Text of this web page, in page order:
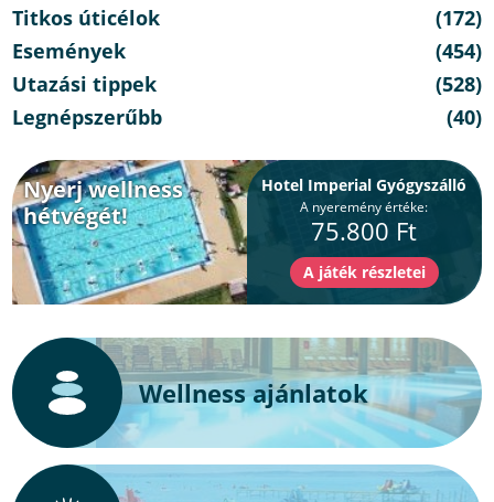
Titkos úticélok
(172)
Események
(454)
Utazási tippek
(528)
Legnépszerűbb
(40)
Nyerj wellness
hétvégét!
Hotel Imperial Gyógyszálló
A nyeremény értéke:
75.800 Ft
Wellness ajánlatok